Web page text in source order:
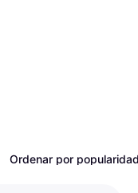
Ordenar por popularidad